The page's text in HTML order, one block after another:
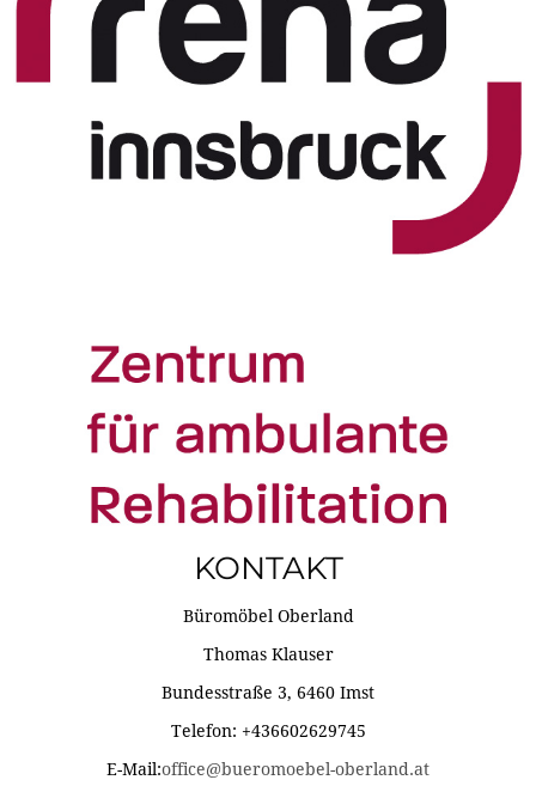
KONTAKT
Büromöbel Oberland
Thomas Klauser
Bundesstraße 3, 6460 Imst
Telefon: +436602629745
E-Mail:office@bueromoebel-oberland.at